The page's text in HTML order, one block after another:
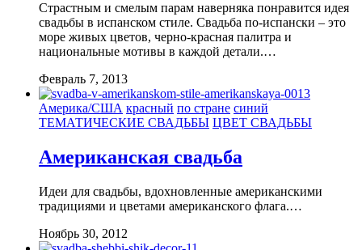
Страстным и смелым парам наверняка понравится идея
свадьбы в испанском стиле. Свадьба по-испански – это
море живых цветов, черно-красная палитра и
национальные мотивы в каждой детали.…
Февраль 7, 2013
Америка/США красный по стране синий
ТЕМАТИЧЕСКИЕ СВАДЬБЫ ЦВЕТ СВАДЬБЫ
Американская свадьба
Идеи для свадьбы, вдохновленные американскими
традициями и цветами американского флага.…
Ноябрь 30, 2012